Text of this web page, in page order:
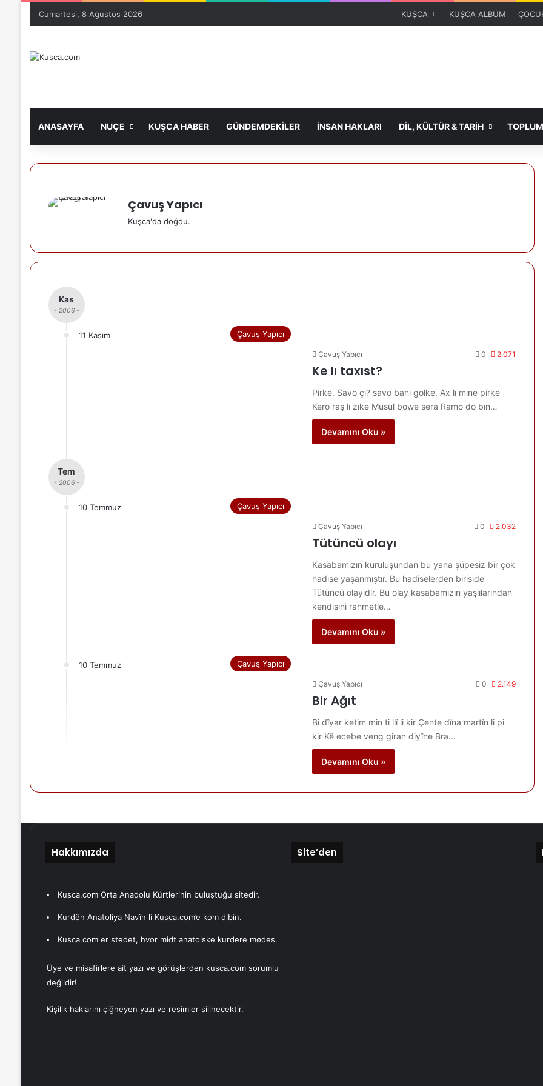
Cumartesi, 8 Ağustos 2026 KUŞCA KUŞCA ALBÜM
ANASAYFA NUÇE KUŞCA HABER GÜNDEMDEKİLER İNSAN HAKLARI DİL, KÜLTÜR & TARİH
Çavuş Yapıcı
Kuşca'da doğdu.
Kas
- 2006 -
11 Kasım Çavuş Yapıcı
Çavuş Yapıcı 0 2.071
Ke lı taxıst?
Pirke. Savo çı? savo bani golke. Ax lı mıne pirke
Kero raş lı zıke Musul bowe şera Ramo do bın…
Devamını Oku »
Tem
- 2006 -
10 Temmuz Çavuş Yapıcı
Çavuş Yapıcı 0 2.032
Tütüncü olayı
Kasabamızın kuruluşundan bu yana şüpesiz bir çok
hadise yaşanmıştır. Bu hadiselerden biriside
Tütüncü olayıdır. Bu olay kasabamızın yaşlılarından
kendisini rahmetle…
Devamını Oku »
10 Temmuz Çavuş Yapıcı
Çavuş Yapıcı 0 2.149
Bir Ağıt
Bi dîyar ketim min ti llî li kir Çente dîna martîn li pi
kir Kê ecebe veng giran diyîne Bra…
Devamını Oku »
Hakkımızda
Kusca.com Orta Anadolu Kürtlerinin buluştuğu sitedir.
Kurdên Anatoliya Navîn li Kusca.com’e kom dibin.
Kusca.com er stedet, hvor midt anatolske kurdere mødes.
Üye ve misafirlere ait yazı ve görüşlerden kusca.com sorumlu
değildir!
Kişilik haklarını çiğneyen yazı ve resimler silinecektir.
Site’den